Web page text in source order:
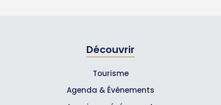
Découvrir
Tourisme
Agenda & Événements